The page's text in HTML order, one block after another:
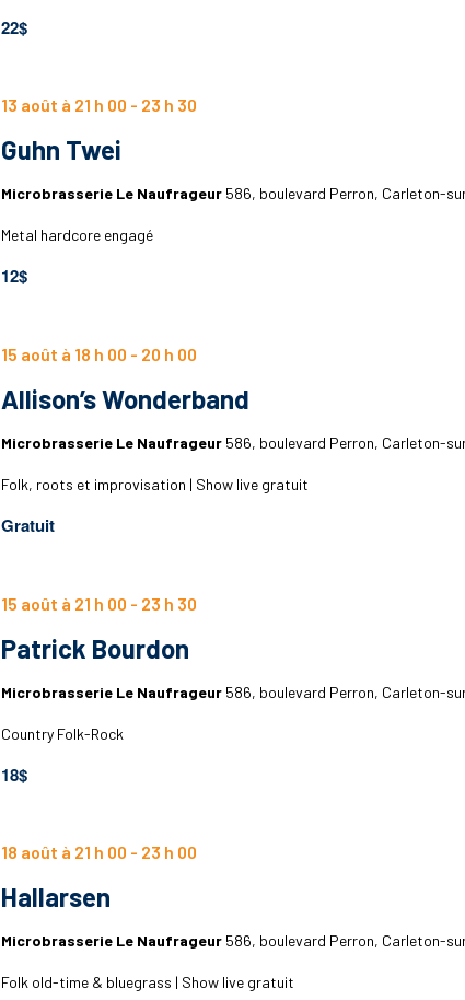
22$
Guhn Twei
13 août à 21 h 00 - 23 h 30
Microbrasserie Le Naufrageur 586, boulevard Perron, Carleton-
Metal hardcore engagé
12$
Allison’s Wonderband
15 août à 18 h 00 - 20 h 00
Microbrasserie Le Naufrageur 586, boulevard Perron, Carleton-
Folk, roots et improvisation | Show live gratuit
Gratuit
Patrick Bourdon
15 août à 21 h 00 - 23 h 30
Microbrasserie Le Naufrageur 586, boulevard Perron, Carleton-
Country Folk-Rock
18$
Hallarsen
18 août à 21 h 00 - 23 h 00
Microbrasserie Le Naufrageur 586, boulevard Perron, Carleton-
Folk old-time & bluegrass | Show live gratuit